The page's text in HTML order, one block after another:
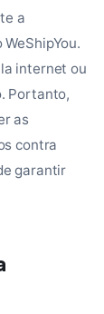
a
internet ou
Portanto,
as
contra
garantir